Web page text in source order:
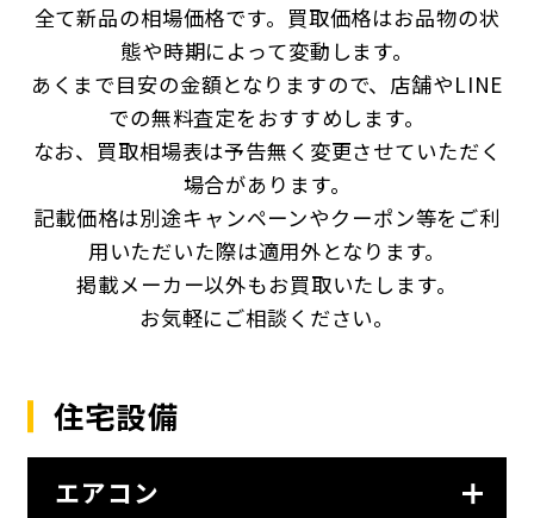
全て新品の相場価格です。買取価格はお品物の状
態や時期によって変動します。
あくまで目安の金額となりますので、店舗やLINE
での無料査定をおすすめします。
なお、買取相場表は予告無く変更させていただく
場合があります。
記載価格は別途キャンペーンやクーポン等をご利
用いただいた際は適用外となります。
掲載メーカー以外もお買取いたします。
お気軽にご相談ください。
住宅設備
エアコン